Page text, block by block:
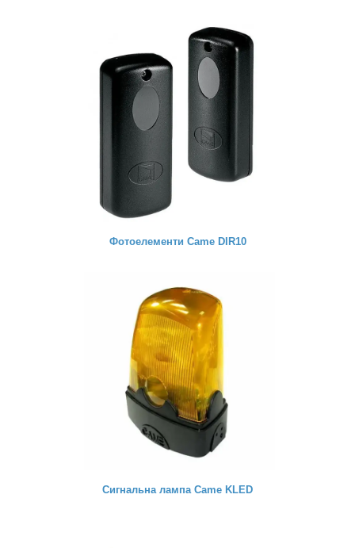
Фотоелементи Came DIR10
Сигнальна лампа Came KLED